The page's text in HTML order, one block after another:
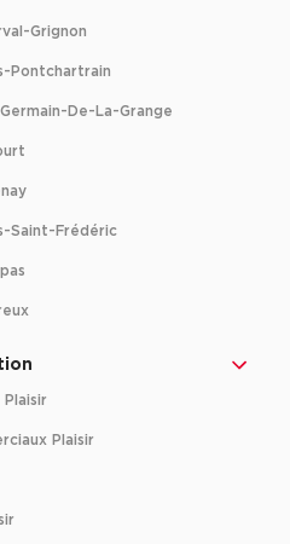
Grignon
Pontchartrain
De-La-Grange
Saint-Frédéric
Plaisir